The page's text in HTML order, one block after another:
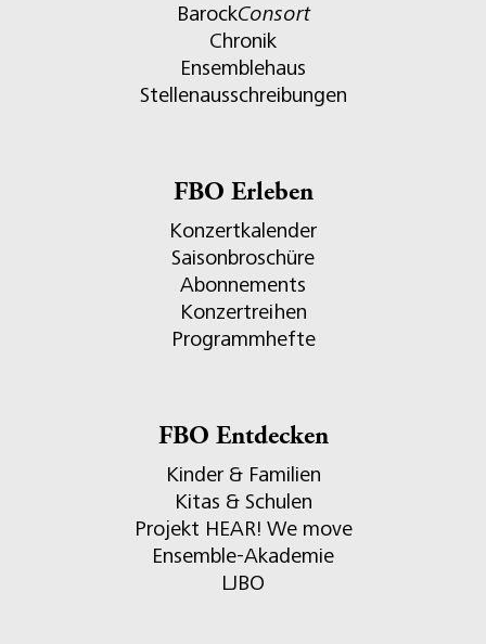
BarockConsort
Chronik
Ensemblehaus
Stellenausschreibungen
FBO Erleben
Konzertkalender
Saisonbroschüre
Abonnements
Konzertreihen
Programmhefte
FBO Entdecken
Kinder & Familien
Kitas & Schulen
Projekt HEAR! We move
Ensemble-Akademie
LJBO